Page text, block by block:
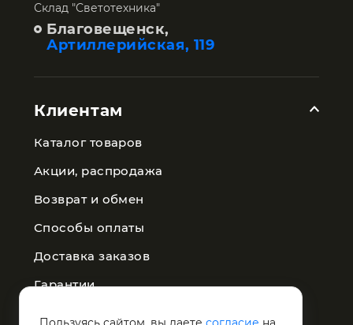
Склад "Светотехника"
Благовещенск,
Артиллерийская, 119
Клиентам
Каталог товаров
Акции, распродажа
Возврат и обмен
Способы оплаты
Доставка заказов
Гарантии